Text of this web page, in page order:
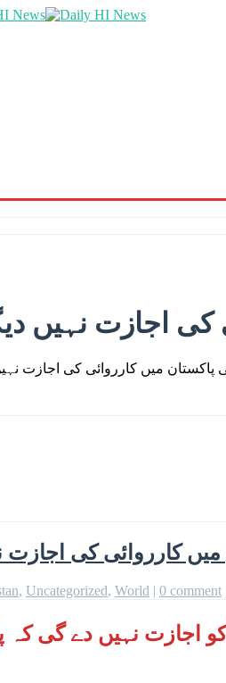
اجازت نہیں
میں کارروائی کی اجازت نہیں
کارروائی کی اجازت
, Uncategorized, World | 0 comment
اجازت نہیں دے گی کہ